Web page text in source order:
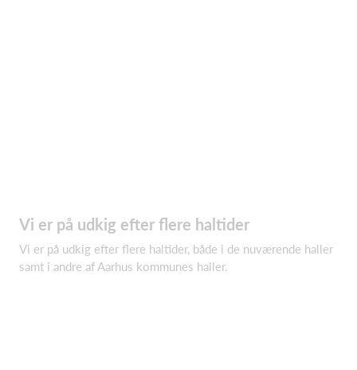
Vi er på udkig efter flere haltider
Vi er på udkig efter flere haltider, både i de nuværende haller
samt i andre af Aarhus kommunes haller.